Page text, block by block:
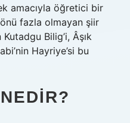
amacıyla öğretici bir
fazla olmayan şiir
Bilig’i, Âşık
Hayriye’si bu